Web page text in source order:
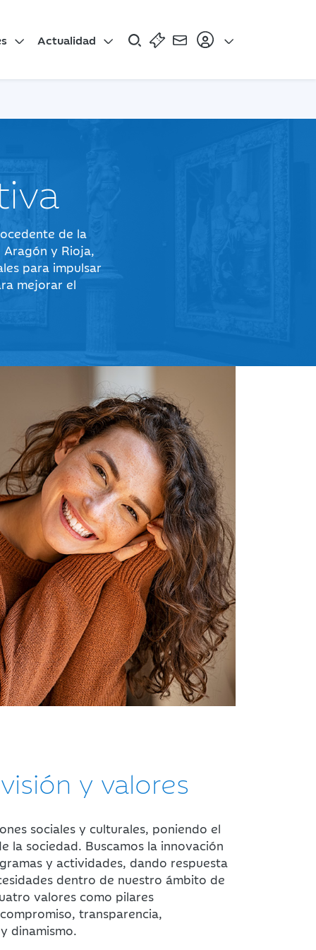
Actualidad
de la
y Rioja,
para impulsar
mejorar el
y valores
sociales y culturales, poniendo el
la sociedad. Buscamos la innovación
y actividades, dando respuesta
dentro de nuestro ámbito de
valores como pilares
transparencia,
dinamismo.